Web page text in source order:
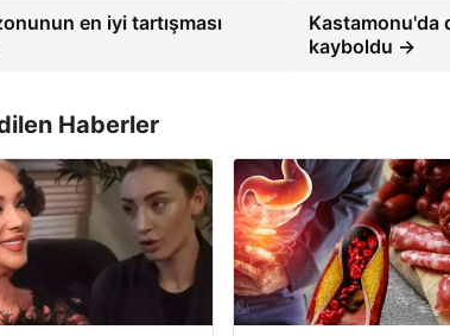
en iyi tartışması
Kastamonu'da
kayboldu →
Haberler